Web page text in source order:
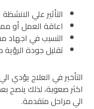
التأثير علي
اعاقة العمل أو
التسبب في اجهاد
تقليل جودة الرؤية
التأخير في العلاج يؤدي
اكثر صعوبة، لذلك ينصح
الي مراحل متقدمة.